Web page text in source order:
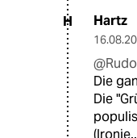
H Hartz
Die
Die